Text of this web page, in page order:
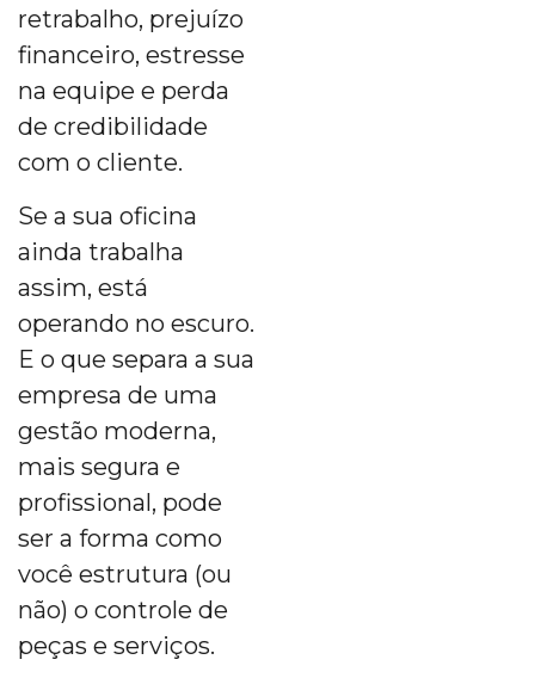
retrabalho, prejuízo
financeiro, estresse
na equipe e perda
de credibilidade
com o cliente.
Se a sua oficina
ainda trabalha
assim, está
operando no escuro.
E o que separa a sua
empresa de uma
gestão moderna,
mais segura e
profissional, pode
ser a forma como
você estrutura (ou
não) o controle de
peças e serviços.